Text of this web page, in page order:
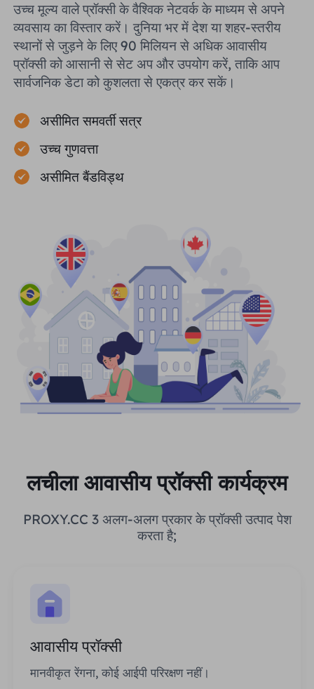
उच्च मूल्य वाले प्रॉक्सी के वैश्विक नेटवर्क के माध्यम से अपने
व्यवसाय का विस्तार करें। दुनिया भर में देश या शहर-स्तरीय
स्थानों से जुड़ने के लिए 90 मिलियन से अधिक आवासीय
प्रॉक्सी को आसानी से सेट अप और उपयोग करें, ताकि आप
सार्वजनिक डेटा को कुशलता से एकत्र कर सकें।
असीमित समवर्ती सत्र
उच्च गुणवत्ता
असीमित बैंडविड्थ
लचीला आवासीय प्रॉक्सी कार्यक्रम
PROXY.CC 3 अलग-अलग प्रकार के प्रॉक्सी उत्पाद पेश
करता है;
आवासीय प्रॉक्सी
मानवीकृत रेंगना, कोई आईपी परिरक्षण नहीं।